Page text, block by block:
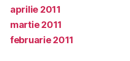
aprilie 2011
martie 2011
februarie 2011